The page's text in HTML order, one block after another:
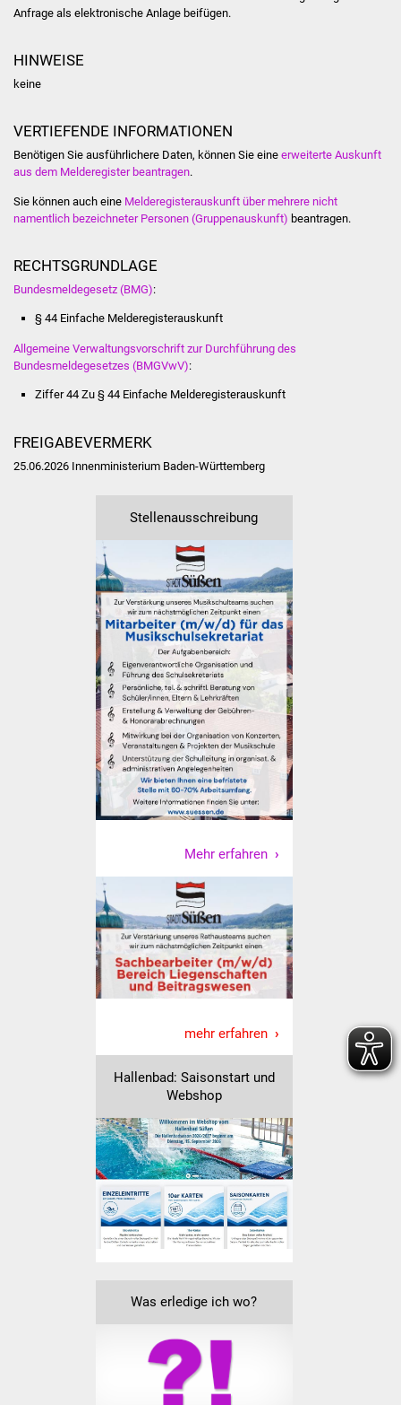
NETZMonitor
Pflege von Angehörigen
Index
Abfall und Entsorgung
Kultur & Freizeit
Hallenbad
Stadtbücherei
Stadtarchiv
Zehntscheuer
Bürgerhaus
Kulturhalle
Beirat Süßener Vereine
Sportanlagen
Tourismus
Erlebnisregion
Schwäbischer Albtrauf
Route der
Industriekultur
Lebenslagen
Senioren
Stadtseniorenrat
Sommerwochen für
Seniorenwohn- und
Pflegeheim
Anfrage als elektronische Anlage beifügen.
HINWEISE
keine
VERTIEFENDE INFORMATIONEN
Benötigen Sie ausführlichere Daten, können Sie eine erweiterte Auskunft
aus dem Melderegister beantragen.
Sie können auch eine Melderegisterauskunft über mehrere nicht
namentlich bezeichneter Personen (Gruppenauskunft) beantragen.
RECHTSGRUNDLAGE
Bundesmeldegesetz (BMG):
§ 44 Einfache Melderegisterauskunft
Allgemeine Verwaltungsvorschrift zur Durchführung des
Bundesmeldegesetzes (BMGVwV):
Ziffer 44 Zu § 44 Einfache Melderegisterauskunft
FREIGABEVERMERK
25.06.2026 Innenministerium Baden-Württemberg
Stellenausschreibung
Mehr erfahren
mehr erfahren
Hallenbad: Saisonstart und
Webshop
Was erledige ich wo?